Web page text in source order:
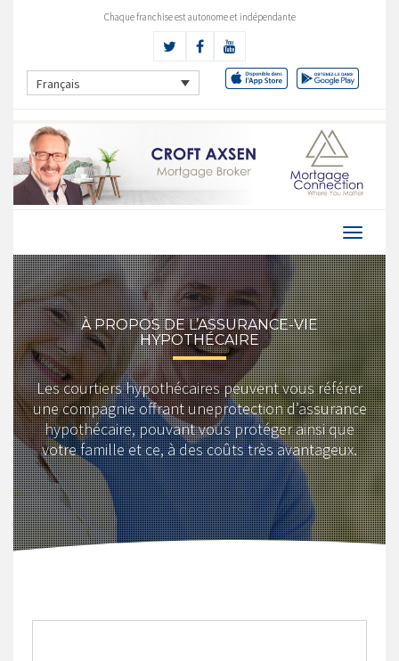
Chaque franchise est autonome et indépendante
Français
À PROPOS DE L’ASSURANCE-VIE
HYPOTHÉCAIRE
Les courtiers hypothécaires peuvent vous référer
une compagnie offrant uneprotection d’assurance
hypothécaire, pouvant vous protéger ainsi que
votre famille et ce, à des coûts très avantageux.